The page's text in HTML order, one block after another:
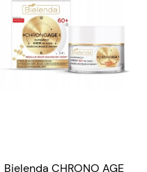
Bielenda CHRONO AGE